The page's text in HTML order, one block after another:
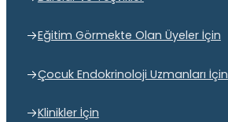
Eğitim Görmekte Olan Üyeler İçin
Çocuk Endokrinoloji Uzmanları İçin
Klinikler İçin